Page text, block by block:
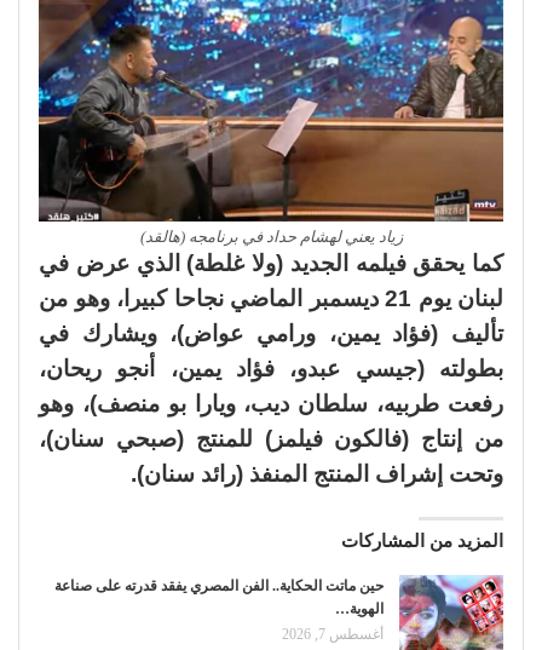
زياد يعني لهشام حداد في برنامجه (هالقد)
كما يحقق فيلمه الجديد (ولا غلطة) الذي عرض في
لبنان يوم 21 ديسمبر الماضي نجاحا كبيرا، وهو من
تأليف (فؤاد يمين، ورامي عواض)، ويشارك في
بطولته (جيسي عبدو، فؤاد يمين، أنجو ريحان،
رفعت طربيه، سلطان ديب، ويارا بو منصف)، وهو
من إنتاج (فالكون فيلمز) للمنتج (صبحي سنان)،
وتحت إشراف المنتج المنفذ (رائد سنان).
المزيد من المشاركات
حين ماتت الحكاية.. الفن المصري يفقد قدرته على صناعة
الهوية…
أغسطس 7, 2026